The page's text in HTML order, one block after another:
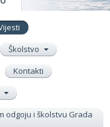
Školstvo
Kontakti
odgoju i školstvu Grada